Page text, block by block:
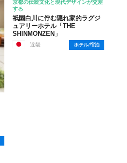
京都の伝統文化と現代デザインが交差
する
祇園白川に佇む隠れ家的ラグジ
ュアリーホテル「THE
SHINMONZEN」
近畿 ホテル/宿泊